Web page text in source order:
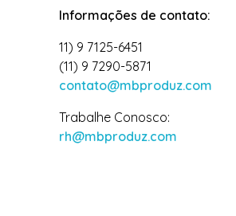
Informações de contato:
11) 9 7125-6451
(11) 9 7290-5871
contato@mbproduz.com
Trabalhe Conosco:
rh@mbproduz.com